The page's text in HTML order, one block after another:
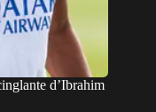
d’Ibrahim